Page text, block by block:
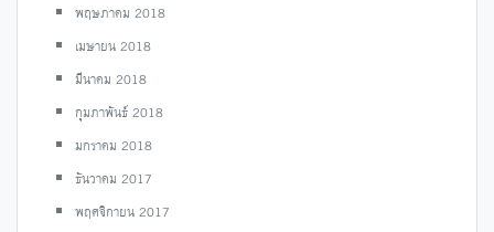
พฤษภาคม 2018
เมษายน 2018
มีนาคม 2018
กุมภาพันธ์ 2018
มกราคม 2018
ธันวาคม 2017
พฤศจิกายน 2017